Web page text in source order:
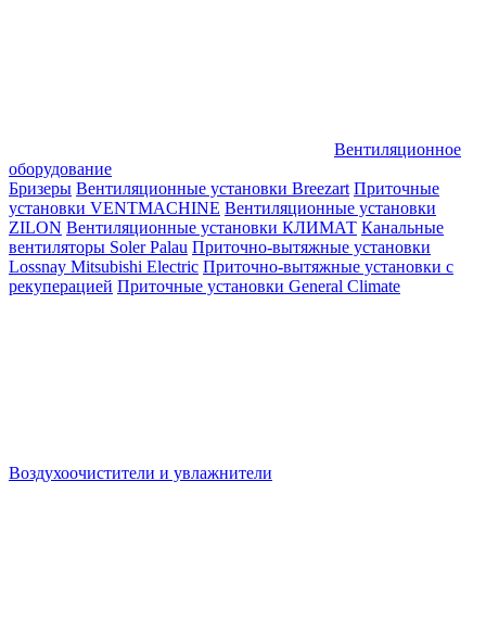
Вентиляционное
оборудование
Бризеры Вентиляционные установки Breezart Приточные
установки VENTMACHINE Вентиляционные установки
ZILON Вентиляционные установки КЛИМАТ Канальные
вентиляторы Soler Palau Приточно-вытяжные установки
Lossnay Mitsubishi Electric Приточно-вытяжные установки с
рекуперацией Приточные установки General Climate
Воздухоочистители и увлажнители